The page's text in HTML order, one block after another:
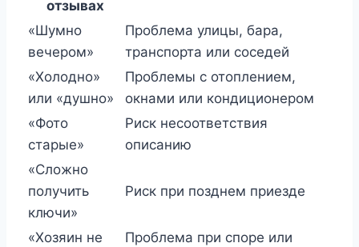
отзывах
«Шумно
вечером»
Проблема улицы, бара,
транспорта или соседей
«Холодно»
или «душно»
Проблемы с отоплением,
окнами или кондиционером
«Фото
старые»
Риск несоответствия
описанию
«Сложно
получить
ключи»
Риск при позднем приезде
«Хозяин не
Проблема при споре или